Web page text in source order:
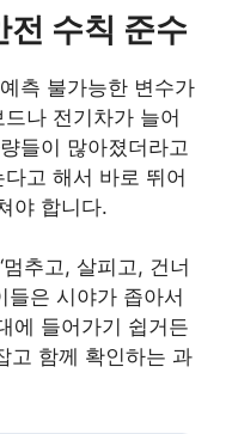
전 수칙 준수
측 불가능한 변수가
나 전기차가 늘어
들이 많아졌더라고
고 해서 바로 뛰어
야 합니다.
추고, 살피고, 건너
들은 시야가 좁아서
에 들어가기 쉽거든
고 함께 확인하는 과